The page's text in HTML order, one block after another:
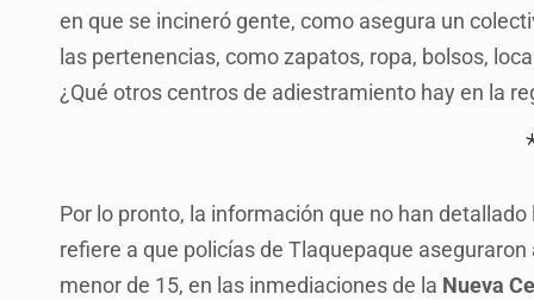
en que se incineró gente, como asegura un
las pertenencias, como zapatos, ropa, bolsos,
¿Qué otros centros de adiestramiento hay en la
Por lo pronto, la información que no han
refiere a que policías de Tlaquepaque
menor de 15, en las inmediaciones de la Nueva